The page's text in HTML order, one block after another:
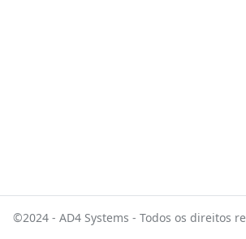
©2024 - AD4 Systems - Todos os direitos